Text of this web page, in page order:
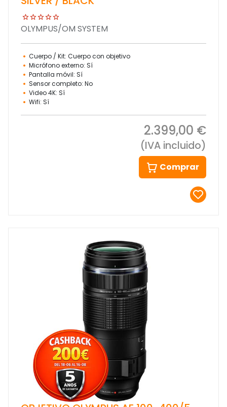
OLYMPUS/OM SYSTEM
Cuerpo / Kit: Cuerpo con objetivo
Micrófono externo: Sí
Pantalla móvil: Sí
Sensor completo: No
Video 4K: Sí
Wifi: Sí
2.399,00 €
(IVA incluido)
Comprar